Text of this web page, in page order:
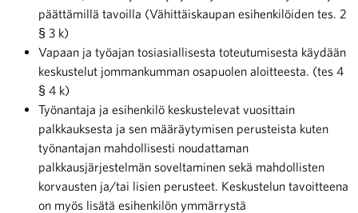
päättämillä tavoilla (Vähittäiskaupan esihenkilöiden tes. 2
§ 3 k)
Vapaan ja työajan tosiasiallisesta toteutumisesta käydään
keskustelut jommankumman osapuolen aloitteesta. (tes 4
§ 4 k)
Työnantaja ja esihenkilö keskustelevat vuosittain
palkkauksesta ja sen määräytymisen perusteista kuten
työnantajan mahdollisesti noudattaman
palkkausjärjestelmän soveltaminen sekä mahdollisten
korvausten ja/tai lisien perusteet. Keskustelun tavoitteena
on myös lisätä esihenkilön ymmärrystä